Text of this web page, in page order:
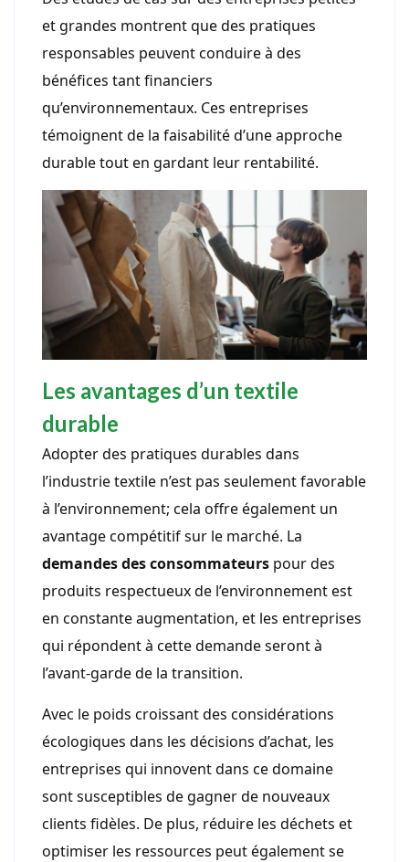
et grandes montrent que des pratiques
responsables peuvent conduire à des
bénéfices tant financiers
qu’environnementaux. Ces entreprises
témoignent de la faisabilité d’une approche
durable tout en gardant leur rentabilité.
Les avantages d’un textile
durable
Adopter des pratiques durables dans
l’industrie textile n’est pas seulement favorable
à l’environnement; cela offre également un
avantage compétitif sur le marché. La
demandes des consommateurs pour des
produits respectueux de l’environnement est
en constante augmentation, et les entreprises
qui répondent à cette demande seront à
l’avant-garde de la transition.
Avec le poids croissant des considérations
écologiques dans les décisions d’achat, les
entreprises qui innovent dans ce domaine
sont susceptibles de gagner de nouveaux
clients fidèles. De plus, réduire les déchets et
optimiser les ressources peut également se